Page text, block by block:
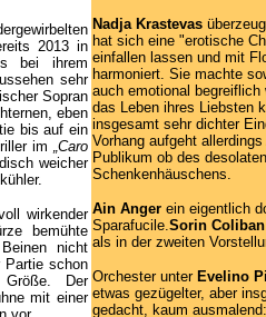
2013 in
bei ihrem
sehr
Sopran
eben
bis auf ein
im „Caro
weicher
wirkender
bemühte
nicht
Partie schon
Der
mit einer
Nadja Krastevas
hat sich eine "erotische
einfallen lassen und mit
harmoniert. Sie machte
auch emotional begreiflich
das Leben ihres Liebsten
insgesamt sehr dichter
Vorhang aufgeht
Publikum ob des
Schenkenhäuschens.
Ain Anger ein eigentlich
Sparafucile.Sorin Coliban
als in der zweiten
Orchester unter Evelino
etwas gezügelter, aber
gedacht, kaum